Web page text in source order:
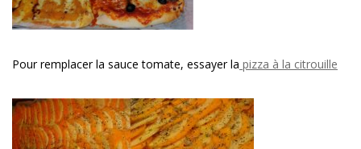
Pour remplacer la sauce tomate, essayer la pizza à la citrouille